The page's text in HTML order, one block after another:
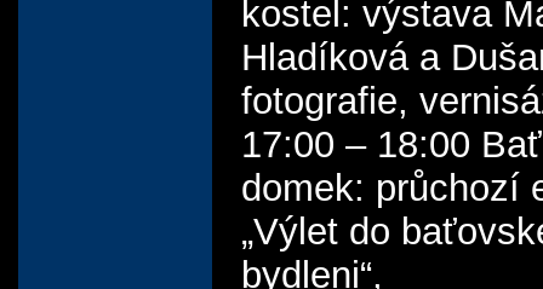
kostel: výstava
Hladíková a
fotografie,
17:00 – 18:00
domek: průchozí
„Výlet do
bydleni“,